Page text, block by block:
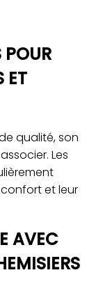
POUR
ET
qualité, son
Les
et leur
AVEC